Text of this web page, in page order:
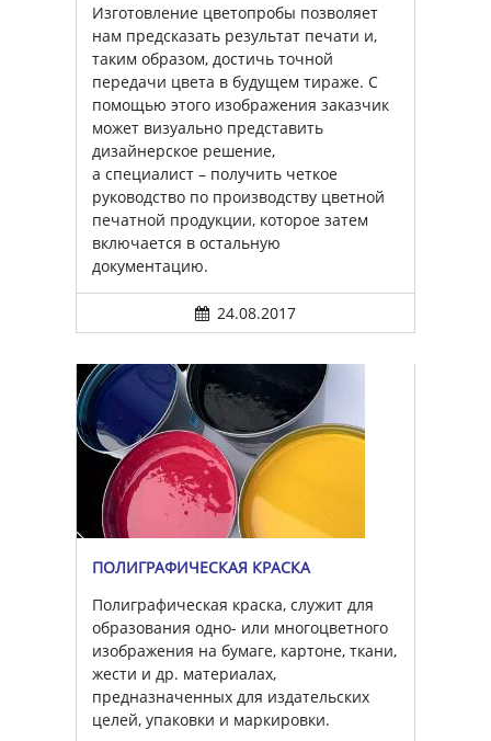
Изготовление цветопробы позволяет
нам предсказать результат печати и,
таким образом, достичь точной
передачи цвета в будущем тираже. С
помощью этого изображения заказчик
может визуально представить
дизайнерское решение,
а специалист – получить четкое
руководство по производству цветной
печатной продукции, которое затем
включается в остальную
документацию.
24.08.2017
ПОЛИГРАФИЧЕСКАЯ КРАСКА
Полиграфическая краска, служит для
образования одно- или многоцветного
изображения на бумаге, картоне, ткани,
жести и др. материалах,
предназначенных для издательских
целей, упаковки и маркировки.